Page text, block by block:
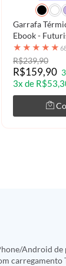
Garrafa
Ebook -
★ ★ ★ ★ ★
R$239,90
R$159,90
3x de
Android